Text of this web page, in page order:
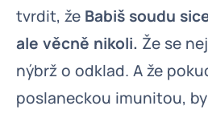
tvrdit, že Babiš soudu
ale věcně nikoli. Že se
nýbrž o odklad. A že
poslaneckou imunitou,